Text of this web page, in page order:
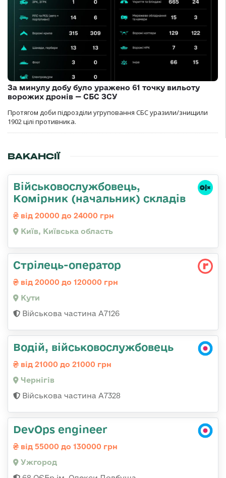
За минулу добу було уражено 61 точку вильоту
ворожих дронів — СБС ЗСУ
Протягом доби підрозділи угруповання СБС уразили/знищили
1902 цілі противника.
ВАКАНСІЇ
Військовослужбовець,
Комірник (начальник) складів
від 20000 до 24000 грн
Київ, Київська область
Стрілець-оператор
від 20000 до 120000 грн
Кути
Військова частина А7126
Водій, військовослужбовець
від 21000 до 21000 грн
Чернігів
Військова частина А7328
DevOps engineer
від 55000 до 130000 грн
Ужгород